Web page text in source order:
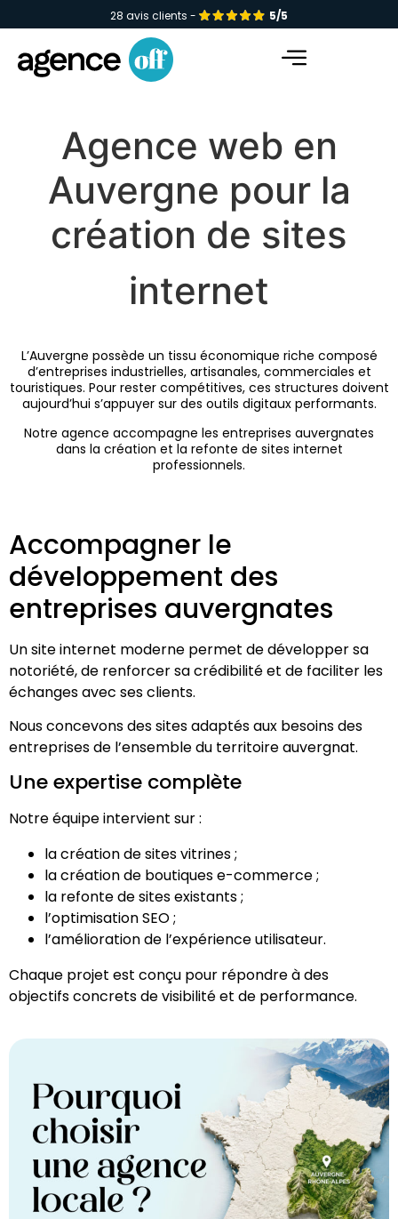
28 avis clients - 5/5
Agence web en
Auvergne pour la
création de sites
internet
L’Auvergne possède un tissu économique riche composé
d’entreprises industrielles, artisanales, commerciales et
touristiques. Pour rester compétitives, ces structures doivent
aujourd’hui s’appuyer sur des outils digitaux performants.
Notre agence accompagne les entreprises auvergnates
dans la création et la refonte de sites internet
professionnels.
Accompagner le
développement des
entreprises auvergnates
Un site internet moderne permet de développer sa
notoriété, de renforcer sa crédibilité et de faciliter les
échanges avec ses clients.
Nous concevons des sites adaptés aux besoins des
entreprises de l’ensemble du territoire auvergnat.
Une expertise complète
Notre équipe intervient sur :
la création de sites vitrines ;
la création de boutiques e-commerce ;
la refonte de sites existants ;
l’optimisation SEO ;
l’amélioration de l’expérience utilisateur.
Chaque projet est conçu pour répondre à des
objectifs concrets de visibilité et de performance.